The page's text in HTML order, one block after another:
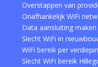
Overstappen van
Onafhankelijk WiFi
Data aansluiting
Slecht WiFi in
WiFi bereik per
Slecht WiFi bereik